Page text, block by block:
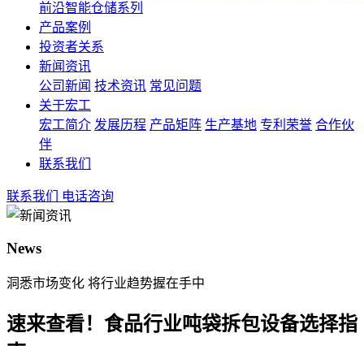
前沿智能仓储系列
产品案例
投资者关系
新闻资讯
公司新闻 技术资讯 常见问题
关于宏工
宏工简介 发展历程 产品矩阵 生产基地 专利荣誉 合作伙
伴
联系我们
联系我们 电话咨询
News
洞悉市场变化 将行业趋势握在手中
速来查看！食品行业吨袋拆包设备选择指